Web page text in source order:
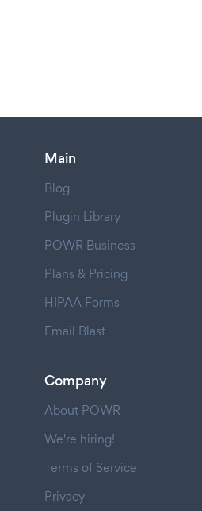
Main
Blog
Plugin Library
POWR Business
Plans & Pricing
HIPAA Forms
Email Blast
Company
About POWR
We're hiring!
Terms of Service
Privacy